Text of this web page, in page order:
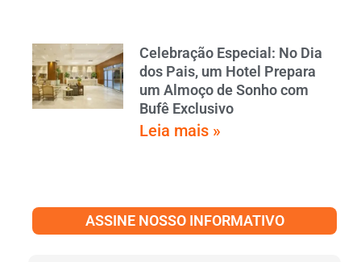
Celebração Especial: No Dia
dos Pais, um Hotel Prepara
um Almoço de Sonho com
Bufê Exclusivo
Leia mais »
ASSINE NOSSO INFORMATIVO